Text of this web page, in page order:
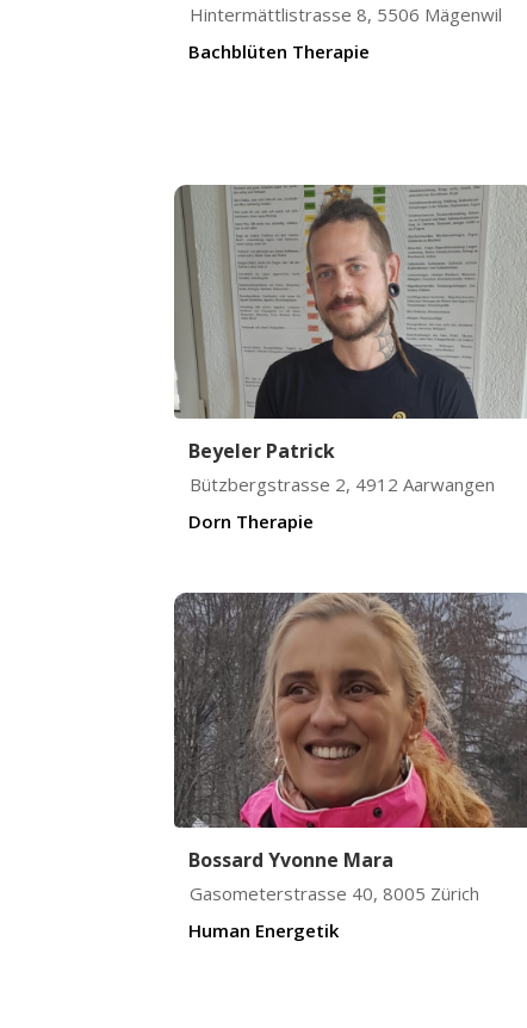
Hintermättlistrasse 8, 5506 Mägenwil
Bachblüten Therapie
Beyeler Patrick
Bützbergstrasse 2, 4912 Aarwangen
Dorn Therapie
Bossard Yvonne Mara
Gasometerstrasse 40, 8005 Zürich
Human Energetik